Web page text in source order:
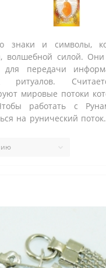
знаки и символы,
волшебной силой.
для передачи
ритуалов.
мировые потоки
работать с
на рунический
делах.